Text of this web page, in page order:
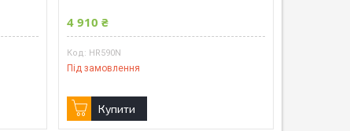
4 910 ₴
HR590N
Під замовлення
Купити